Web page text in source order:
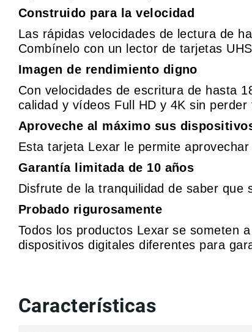
Construido para la velocidad
Las rápidas velocidades de lectura de
Combínelo con un lector de tarjetas
Imagen de rendimiento digno
Con velocidades de escritura de hasta
calidad y vídeos Full HD y 4K sin perder
Aproveche al máximo sus
Esta tarjeta Lexar le permite
Garantía limitada de 10 años
Disfrute de la tranquilidad de saber que
Probado rigurosamente
Todos los productos Lexar se someten
dispositivos digitales diferentes para
Características